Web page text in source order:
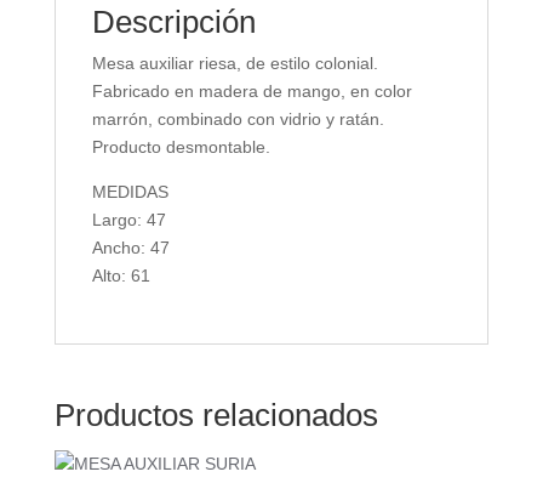
Descripción
Mesa auxiliar riesa, de estilo colonial.
Fabricado en madera de mango, en color
marrón, combinado con vidrio y ratán.
Producto desmontable.
MEDIDAS
Largo: 47
Ancho: 47
Alto: 61
Productos relacionados